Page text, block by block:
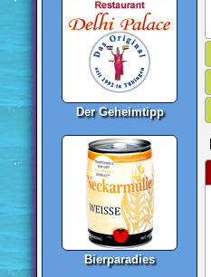
Der Geheimtipp
Bierparadies